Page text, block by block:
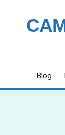
Blog